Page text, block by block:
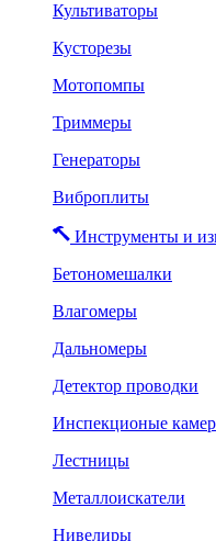
Культиваторы
Кусторезы
Мотопомпы
Триммеры
Генераторы
Виброплиты
Инструменты и
Бетономешалки
Влагомеры
Дальномеры
Детектор проводки
Инспекционые
Лестницы
Металлоискатели
Нивелиры